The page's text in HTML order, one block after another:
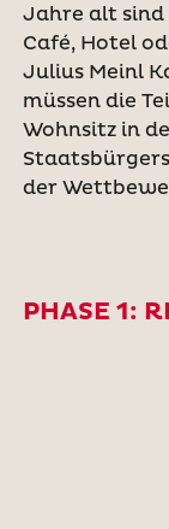
Jahre alt sind
Café, Hotel
Julius Meinl
müssen die
Wohnsitz in
der
PHASE 1: